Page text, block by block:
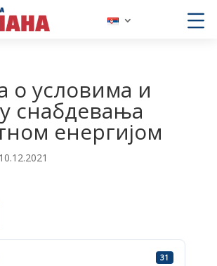
о условима и
снабдевања
енергијом
10.12.2021
31